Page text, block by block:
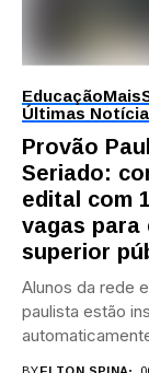
EducaçãoMais
Últimas
Provão
Seriado:
edital com
vagas para
superior
Alunos da rede
paulista estão